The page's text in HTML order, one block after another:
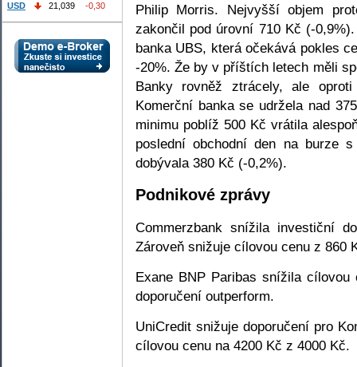
Philip Morris. Nejvyšší objem
zakončil pod úrovní 710 Kč (-
banka UBS, která očekává pokles
-20%. Že by v příštích letech měli
Banky rovněž ztrácely, ale
Komerční banka se udržela nad
minimu poblíž 500 Kč vrátila
poslední obchodní den na burze
dobývala 380 Kč (-0,2%).
Podnikové zprávy
Commerzbank snížila investiční
Zároveň snižuje cílovou cenu z 860
Exane BNP Paribas snížila
doporučení outperform.
UniCredit snižuje doporučení pro
cílovou cenu na 4200 Kč z 4000 Kč.
USD
21,039 -0,30